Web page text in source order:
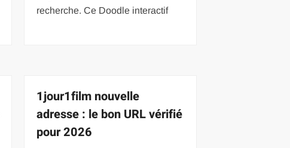
recherche. Ce Doodle interactif
1jour1film nouvelle
adresse : le bon URL vérifié
pour 2026